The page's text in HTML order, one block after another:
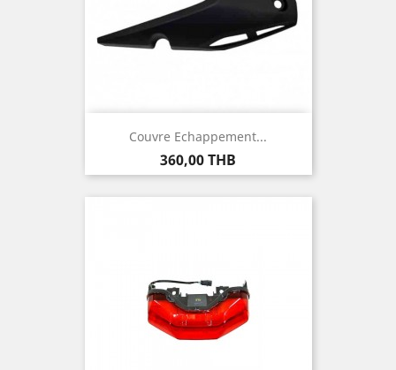
Couvre Echappement...
Prix
360,00 THB